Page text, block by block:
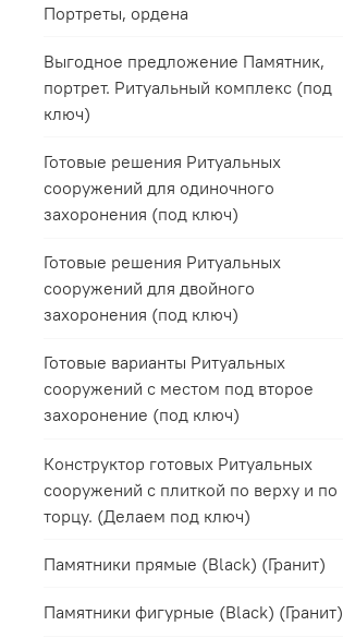
Портреты, ордена
Выгодное предложение Памятник,
портрет. Ритуальный комплекс (под
ключ)
Готовые решения Ритуальных
сооружений для одиночного
захоронения (под ключ)
Готовые решения Ритуальных
сооружений для двойного
захоронения (под ключ)
Готовые варианты Ритуальных
сооружений с местом под второе
захоронение (под ключ)
Конструктор готовых Ритуальных
сооружений с плиткой по верху и по
торцу. (Делаем под ключ)
Памятники прямые (Black) (Гранит)
Памятники фигурные (Black) (Гранит)